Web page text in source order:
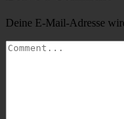
Deine E-Mail-Adresse